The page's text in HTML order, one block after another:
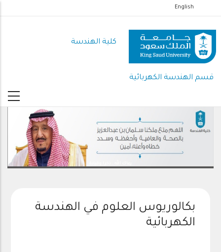
إلى
المحتوى
الرئيسي
English
كلية الهندسة
قسم الهندسة الكهربائية
رعاك الله .. ذخرا وقيادة
بكالوريوس العلوم في الهندسة
الكهربائية